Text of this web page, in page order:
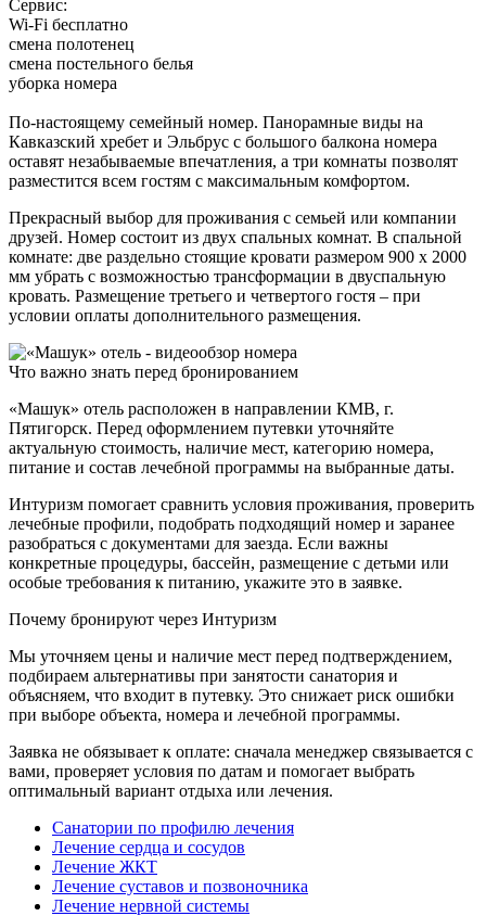
Сервис:
Wi-Fi бесплатно
смена полотенец
смена постельного белья
уборка номера
По-настоящему семейный номер. Панорамные виды на
Кавказский хребет и Эльбрус с большого балкона номера
оставят незабываемые впечатления, а три комнаты позволят
разместится всем гостям с максимальным комфортом.
Прекрасный выбор для проживания с семьей или компании
друзей. Номер состоит из двух спальных комнат. В спальной
комнате: две раздельно стоящие кровати размером 900 х 2000
мм убрать с возможностью трансформации в двуспальную
кровать. Размещение третьего и четвертого гостя – при
условии оплаты дополнительного размещения.
Что важно знать перед бронированием
«Машук» отель расположен в направлении КМВ, г.
Пятигорск. Перед оформлением путевки уточняйте
актуальную стоимость, наличие мест, категорию номера,
питание и состав лечебной программы на выбранные даты.
Интуризм помогает сравнить условия проживания, проверить
лечебные профили, подобрать подходящий номер и заранее
разобраться с документами для заезда. Если важны
конкретные процедуры, бассейн, размещение с детьми или
особые требования к питанию, укажите это в заявке.
Почему бронируют через Интуризм
Мы уточняем цены и наличие мест перед подтверждением,
подбираем альтернативы при занятости санатория и
объясняем, что входит в путевку. Это снижает риск ошибки
при выборе объекта, номера и лечебной программы.
Заявка не обязывает к оплате: сначала менеджер связывается с
вами, проверяет условия по датам и помогает выбрать
оптимальный вариант отдыха или лечения.
Санатории по профилю лечения
Лечение сердца и сосудов
Лечение ЖКТ
Лечение суставов и позвоночника
Лечение нервной системы